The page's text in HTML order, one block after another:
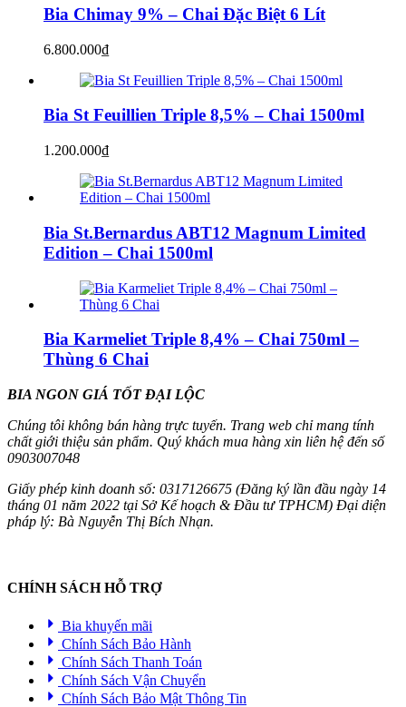
Bia Chimay 9% – Chai Đặc Biệt 6 Lít
6.800.000₫
Bia St Feuillien Triple 8,5% – Chai 1500ml
1.200.000₫
Bia St.Bernardus ABT12 Magnum Limited
Edition – Chai 1500ml
Bia Karmeliet Triple 8,4% – Chai 750ml –
Thùng 6 Chai
BIA NGON GIÁ TỐT ĐẠI LỘC
Chúng tôi không bán hàng trực tuyến. Trang web chỉ mang tính
chất giới thiệu sản phẩm. Quý khách mua hàng xin liên hệ đến số
0903007048
Giấy phép kinh doanh số: 0317126675 (Đăng ký lần đầu ngày 14
tháng 01 năm 2022 tại Sở Kế hoạch & Đầu tư TPHCM) Đại diện
pháp lý: Bà Nguyễn Thị Bích Nhạn.
CHÍNH SÁCH HỖ TRỢ
Bia khuyến mãi
Chính Sách Bảo Hành
Chính Sách Thanh Toán
Chính Sách Vận Chuyển
Chính Sách Bảo Mật Thông Tin